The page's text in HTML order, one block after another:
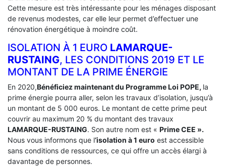
Cette mesure est très intéressante pour les ménages disposant
de revenus modestes, car elle leur permet d’effectuer une
rénovation énergétique à moindre coût.
ISOLATION À 1 EURO LAMARQUE-
RUSTAING, LES CONDITIONS 2019 ET LE
MONTANT DE LA PRIME ÉNERGIE
En 2020,Bénéficiez maintenant du Programme Loi POPE, la
prime énergie pourra aller, selon les travaux d’isolation, jusqu’à
un montant de 5 000 euros. Le montant de cette prime peut
couvrir au maximum 20 % du montant des travaux
LAMARQUE-RUSTAING. Son autre nom est « Prime CEE ».
Nous vous informons que l‘isolation à 1 euro est accessible
sans conditions de ressources, ce qui offre un accès élargi à
davantage de personnes.